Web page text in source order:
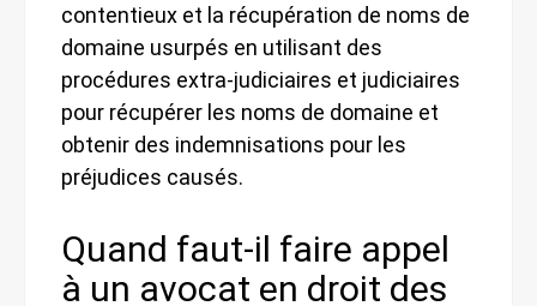
contentieux et la récupération de noms de
domaine usurpés en utilisant des
procédures extra-judiciaires et judiciaires
pour récupérer les noms de domaine et
obtenir des indemnisations pour les
préjudices causés.
Quand faut-il faire appel
à un avocat en droit des